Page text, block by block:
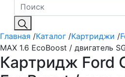
Главная /Каталог /Картриджи /
MAX 1.6 EcoBoost / двигатель
Картридж Ford